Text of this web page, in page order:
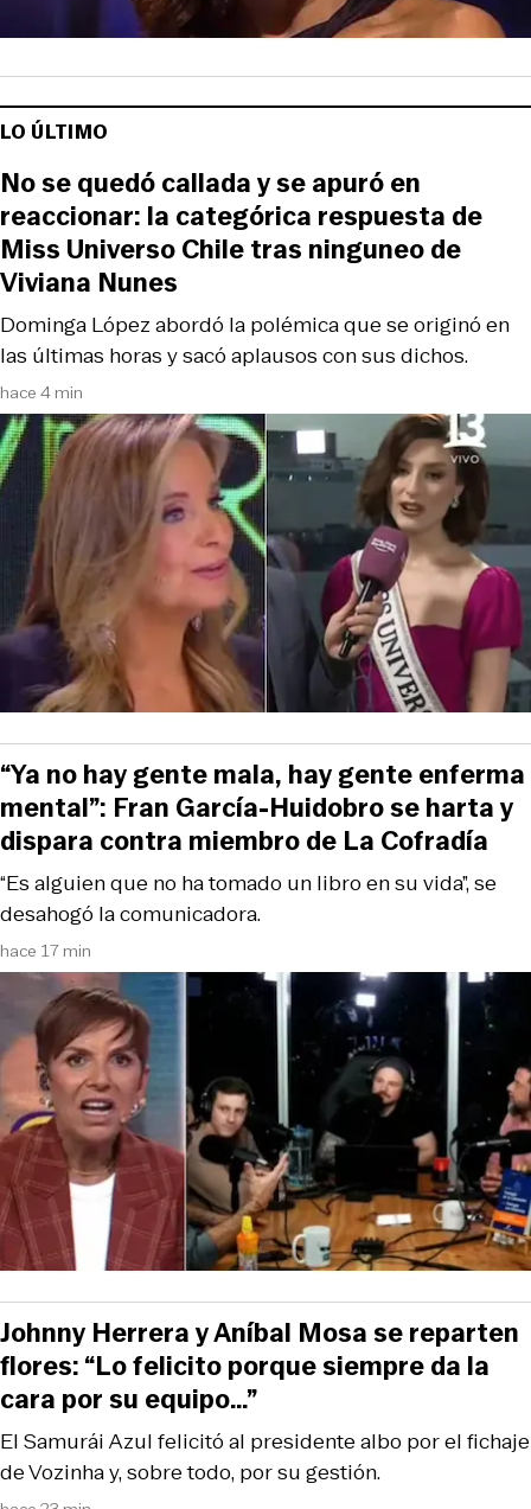
LO ÚLTIMO
hace 4 min
Dominga López abordó la polémica que se originó en
las últimas horas y sacó aplausos con sus dichos.
No se quedó callada y se apuró en
reaccionar: la categórica respuesta de
Miss Universo Chile tras ninguneo de
Viviana Nunes
hace 17 min
“Es alguien que no ha tomado un libro en su vida”, se
desahogó la comunicadora.
“Ya no hay gente mala, hay gente enferma
mental”: Fran García-Huidobro se harta y
dispara contra miembro de La Cofradía
El Samurái Azul felicitó al presidente albo por el fichaje
de Vozinha y, sobre todo, por su gestión.
Johnny Herrera y Aníbal Mosa se reparten
flores: “Lo felicito porque siempre da la
cara por su equipo…”